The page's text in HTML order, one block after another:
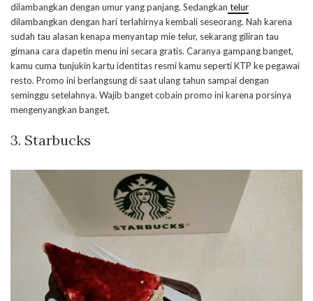
dilambangkan dengan umur yang panjang. Sedangkan telur
dilambangkan dengan hari terlahirnya kembali seseorang. Nah karena
sudah tau alasan kenapa menyantap mie telur, sekarang giliran tau
gimana cara dapetin menu ini secara gratis. Caranya gampang banget,
kamu cuma tunjukin kartu identitas resmi kamu seperti KTP ke pegawai
resto. Promo ini berlangsung di saat ulang tahun sampai dengan
seminggu setelahnya. Wajib banget cobain promo ini karena porsinya
mengenyangkan banget.
3. Starbucks